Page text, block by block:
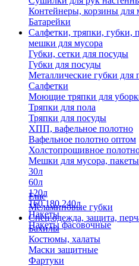
Контейнеры, корзины для
Батарейки
Салфетки, тряпки, губки,
мешки для мусора
Губки, сетки для посуды
Губки для посуды
Металлические губки для
Салфетки
Моющие тряпки для
Тряпки для пола
Тряпки для посуды
ХПП, вафельное полотно
Вафельное полотно оптом
Холстопрошивное
Мешки для мусора, пакеты
30л
60л
120л
160,180,240л
Пакеты
Пакеты фасовочные
Еще
Меламиновые губки
Спец.одежда, защита,
Бахилы
Костюмы, халаты
Маски защитные
Фартуки